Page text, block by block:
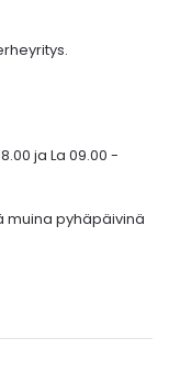
ja La 09.00 -
muina pyhäpäivinä